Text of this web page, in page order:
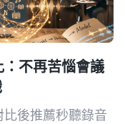
不再苦惱會議
後推薦秒聽錄音